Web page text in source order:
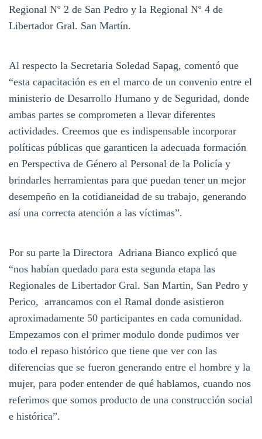
Regional Nº 2 de San Pedro y la Regional Nº 4 de
Libertador Gral. San Martín.
Al respecto la Secretaria Soledad Sapag, comentó que
“esta capacitación es en el marco de un convenio entre el
ministerio de Desarrollo Humano y de Seguridad, donde
ambas partes se comprometen a llevar diferentes
actividades. Creemos que es indispensable incorporar
políticas públicas que garanticen la adecuada formación
en Perspectiva de Género al Personal de la Policía y
brindarles herramientas para que puedan tener un mejor
desempeño en la cotidianeidad de su trabajo, generando
así una correcta atención a las víctimas”.
Por su parte la Directora Adriana Bianco explicó que
“nos habían quedado para esta segunda etapa las
Regionales de Libertador Gral. San Martin, San Pedro y
Perico, arrancamos con el Ramal donde asistieron
aproximadamente 50 participantes en cada comunidad.
Empezamos con el primer modulo donde pudimos ver
todo el repaso histórico que tiene que ver con las
diferencias que se fueron generando entre el hombre y la
mujer, para poder entender de qué hablamos, cuando nos
referimos que somos producto de una construcción social
e histórica”.